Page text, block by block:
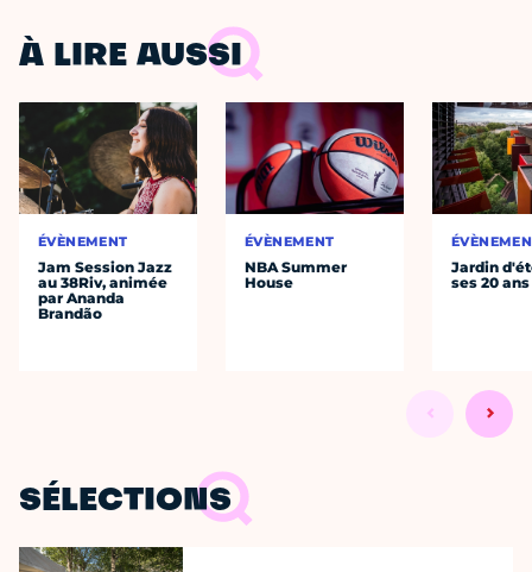
À LIRE AUSSI
ÉVÈNEMENT
Jam Session Jazz
au 38Riv, animée
par Ananda
Brandão
ÉVÈNEMENT
NBA Summer
House
Jardin
ses 20 ans
SÉLECTIONS